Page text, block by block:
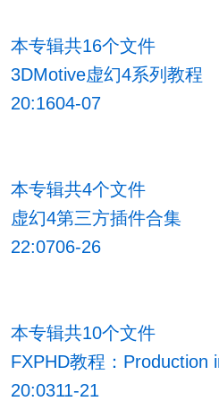
本专辑共16个文件
3DMotive虚幻4系列教程
20:1604-07
本专辑共4个文件
虚幻4第三方插件合集
22:0706-26
本专辑共10个文件
FXPHD教程：Production
20:0311-21